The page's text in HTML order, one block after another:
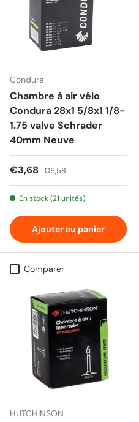
Condura
Chambre à air vélo
Condura 28x1 5/8x1 1/8-
1.75 valve Schrader
40mm Neuve
Prix soldé
€3,68 Prix habituel
€6,58
En stock (21 unités)
Ajouter au panier
Comparer
HUTCHINSON